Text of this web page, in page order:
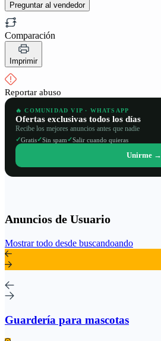
Preguntar al vendedor
Comparación
Imprimir
Reportar abuso
🔥 COMUNIDAD VIP · WHATSAPP
Ofertas exclusivas todos los días
Recibe los mejores anuncios antes que nadie
✓Gratis✓Sin spam✓Salir cuando quieras
Unirme →
Anuncios de Usuario
Mostrar todo desde buscandoando
Guardería para mascotas